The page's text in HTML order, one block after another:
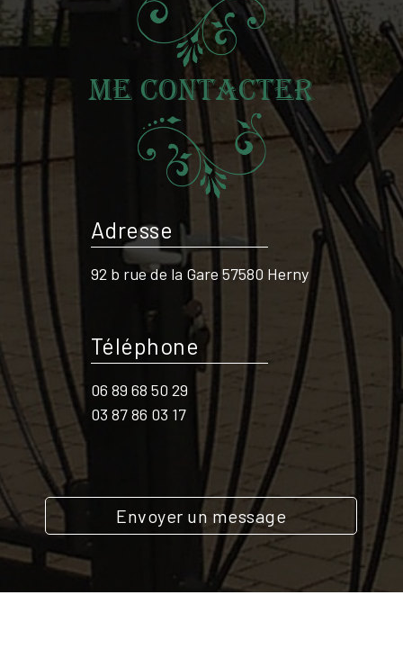
Me contacter
Adresse
92 b rue de la Gare 57580 Herny
Téléphone
06 89 68 50 29
03 87 86 03 17
Envoyer un message